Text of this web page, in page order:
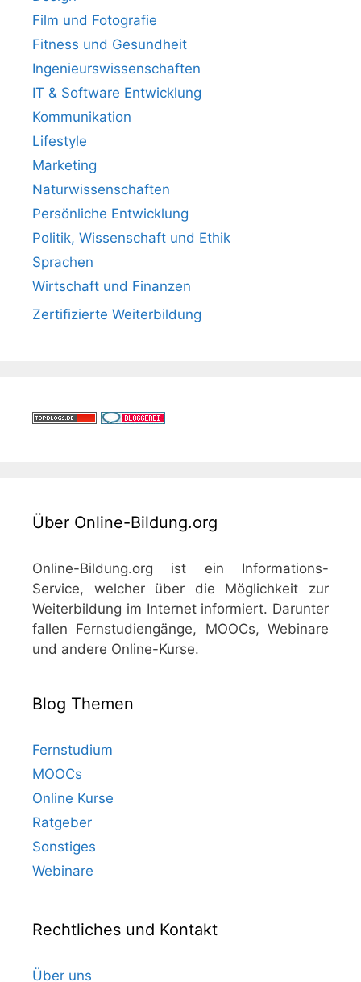
Film und Fotografie
Fitness und Gesundheit
Ingenieurswissenschaften
IT & Software Entwicklung
Kommunikation
Lifestyle
Marketing
Naturwissenschaften
Persönliche Entwicklung
Politik, Wissenschaft und Ethik
Sprachen
Wirtschaft und Finanzen
Zertifizierte Weiterbildung
Über Online-Bildung.org
Online-Bildung.org ist ein Informations-
Service, welcher über die Möglichkeit zur
Weiterbildung im Internet informiert. Darunter
fallen Fernstudiengänge, MOOCs, Webinare
und andere Online-Kurse.
Blog Themen
Fernstudium
MOOCs
Online Kurse
Ratgeber
Sonstiges
Webinare
Rechtliches und Kontakt
Über uns